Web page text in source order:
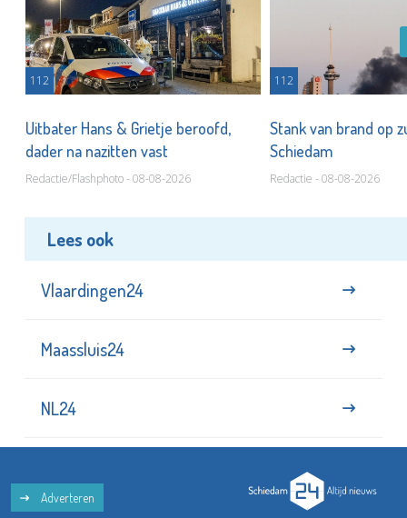
112
Uitbater Hans & Grietje beroofd,
dader na nazitten vast
Redactie/Flashphoto - 08-08-2026
112
Stank van brand op
Schiedam
Redactie - 08-08-2026
Lees ook
Vlaardingen24
Maassluis24
NL24
Adverteren